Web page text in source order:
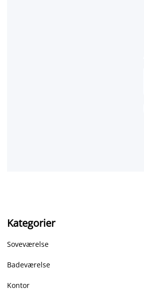
Kategorier
Soveværelse
Badeværelse
Kontor